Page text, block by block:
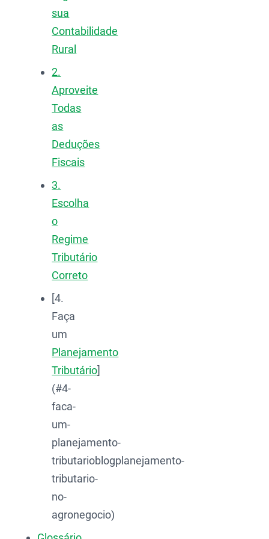
sua
Contabilidade
Rural
2.
Aproveite
Todas
as
Deduções
Fiscais
3.
Escolha
o
Regime
Tributário
Correto
[4.
Faça
um
Planejamento
Tributário]
(#4-
faca-
um-
planejamento-
tributarioblogplanejamento-
tributario-
no-
agronegocio)